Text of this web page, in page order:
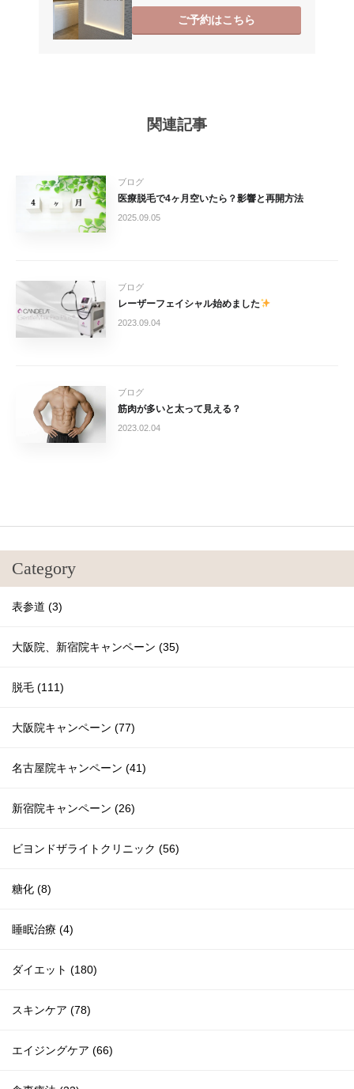
ご予約はこちら
関連記事
ブログ
医療脱毛で4ヶ月空いたら？影響と再開方法
2025.09.05
ブログ
レーザーフェイシャル始めました
2023.09.04
ブログ
筋肉が多いと太って見える？
2023.02.04
Category
表参道 (3)
大阪院、新宿院キャンペーン (35)
脱毛 (111)
大阪院キャンペーン (77)
名古屋院キャンペーン (41)
新宿院キャンペーン (26)
ビヨンドザライトクリニック (56)
糖化 (8)
睡眠治療 (4)
ダイエット (180)
スキンケア (78)
エイジングケア (66)